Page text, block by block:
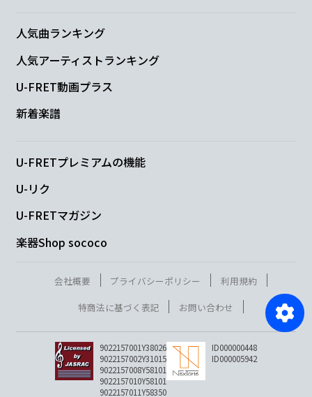
人気曲ランキング
人気アーティストランキング
U-FRET動画プラス
新着楽譜
U-FRETプレミアムの機能
U-リク
U-FRETマガジン
楽器Shop sococo
会社概要 プライバシーポリシー
利用規約
特商法に基づく表記
お問い合わせ
9022157001Y38026
9022157002Y31015
9022157008Y58101
9022157010Y58101
9022157011Y58350
ID000000448
ID000005942